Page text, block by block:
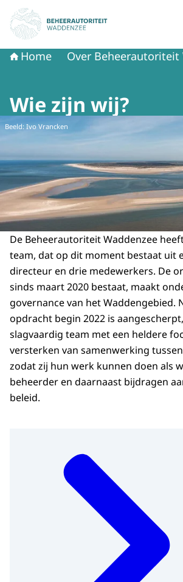
Naar de homepage van
Home Over Beheerautoriteit
Wie zijn wij?
Beeld: Ivo Vrancken
De Beheerautoriteit Waddenzee
team, dat op dit moment bestaat uit
directeur en drie medewerkers. De
sinds maart 2020 bestaat, maakt
governance van het Waddengebied.
opdracht begin 2022 is
slagvaardig team met een heldere
versterken van samenwerking
zodat zij hun werk kunnen doen als
beheerder en daarnaast bijdragen
beleid.